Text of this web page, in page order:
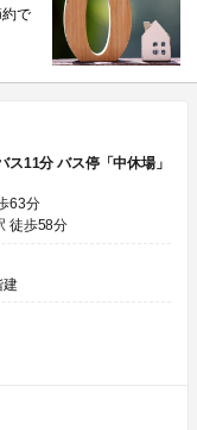
で
ス11分 バス停「中休場」
63分
徒歩58分
建